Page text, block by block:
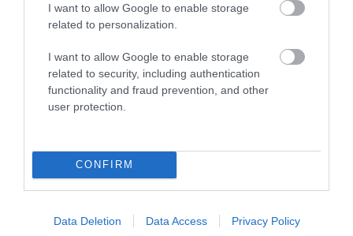
I want to allow Google to enable storage
related to personalization.
I want to allow Google to enable storage
related to security, including authentication
functionality and fraud prevention, and other
user protection.
CONFIRM
Data Deletion Data Access Privacy Policy
ΕΛΓΕΚΑ: Προληπτική ανάκληση μαρμελάδας
– Κίνδυνος θραύσης στη γυάλινη
συσκευασία